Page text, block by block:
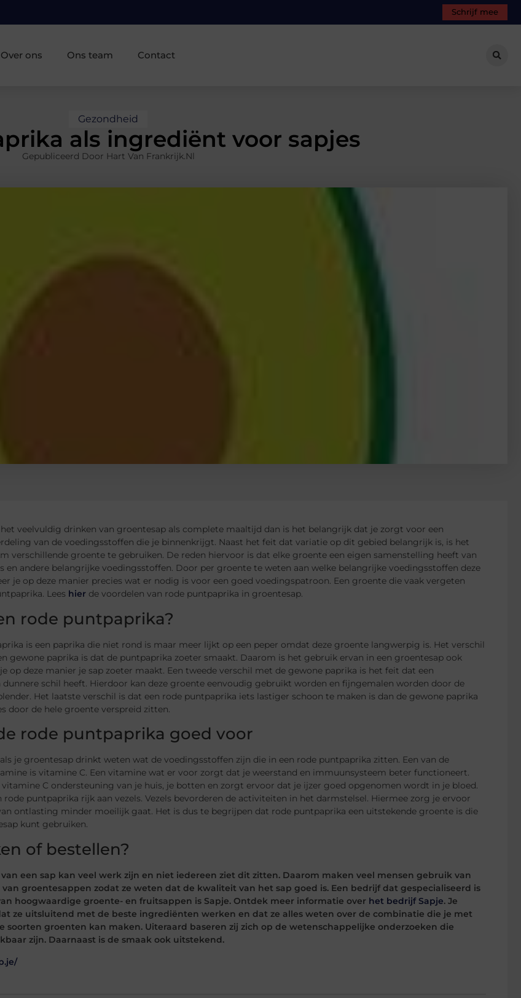
Schrijf mee
Over ons Ons team Contact
Gezondheid
als ingrediënt voor sapjes
Gepubliceerd Door Hart Van Frankrijk.nl
veelvuldig drinken van groentesap als complete maaltijd dan is het belangrijk dat je zorgt voor een
van de voedingsstoffen die je binnenkrijgt. Naast het feit dat variatie op dit gebied belangrijk is, is het
verschillende groente te gebruiken. De reden hiervoor is dat elke groente een eigen samenstelling heeft van
en andere belangrijke voedingsstoffen. Door per groente te weten aan welke belangrijke voedingsstoffen deze
je op deze manier precies wat er nodig is voor een goed voedingspatroon. Een groente die vaak vergeten
Lees hier de voordelen van rode puntpaprika in groentesap.
rode puntpaprika?
is een paprika die niet rond is maar meer lijkt op een peper omdat deze groente langwerpig is. Het verschil
gewone paprika is dat de puntpaprika zoeter smaakt. Daarom is het gebruik ervan in een groentesap ook
op deze manier je sap zoeter maakt. Een tweede verschil met de gewone paprika is het feit dat een
dunnere schil heeft. Hierdoor kan deze groente eenvoudig gebruikt worden en fijngemalen worden door de
Het laatste verschil is dat een rode puntpaprika iets lastiger schoon te maken is dan de gewone paprika
door de hele groente verspreid zitten.
rode puntpaprika goed voor
je groentesap drinkt weten wat de voedingsstoffen zijn die in een rode puntpaprika zitten. Een van de
is vitamine C. Een vitamine wat er voor zorgt dat je weerstand en immuunsysteem beter functioneert.
vitamine C ondersteuning van je huis, je botten en zorgt ervoor dat je ijzer goed opgenomen wordt in je bloed.
rode puntpaprika rijk aan vezels. Vezels bevorderen de activiteiten in het darmstelsel. Hiermee zorg je ervoor
ontlasting minder moeilijk gaat. Het is dus te begrijpen dat rode puntpaprika een uitstekende groente is die
kunt gebruiken.
of bestellen?
een sap kan veel werk zijn en niet iedereen ziet dit zitten. Daarom maken veel mensen gebruik van
groentesappen zodat ze weten dat de kwaliteit van het sap goed is. Een bedrijf dat gespecialiseerd is
hoogwaardige groente- en fruitsappen is Sapje. Ontdek meer informatie over het bedrijf Sapje. Je
ze uitsluitend met de beste ingrediënten werken en dat ze alles weten over de combinatie die je met
soorten groenten kan maken. Uiteraard baseren zij zich op de wetenschappelijke onderzoeken die
zijn. Daarnaast is de smaak ook uitstekend.